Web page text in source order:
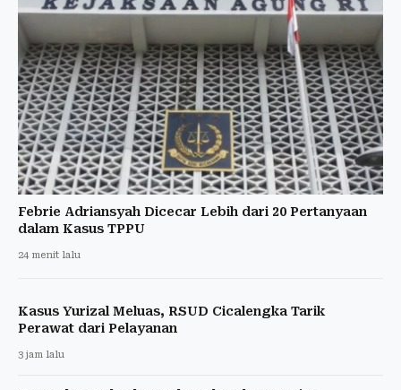
Febrie Adriansyah Dicecar Lebih dari 20 Pertanyaan
dalam Kasus TPPU
24 menit lalu
Kasus Yurizal Meluas, RSUD Cicalengka Tarik
Perawat dari Pelayanan
3 jam lalu